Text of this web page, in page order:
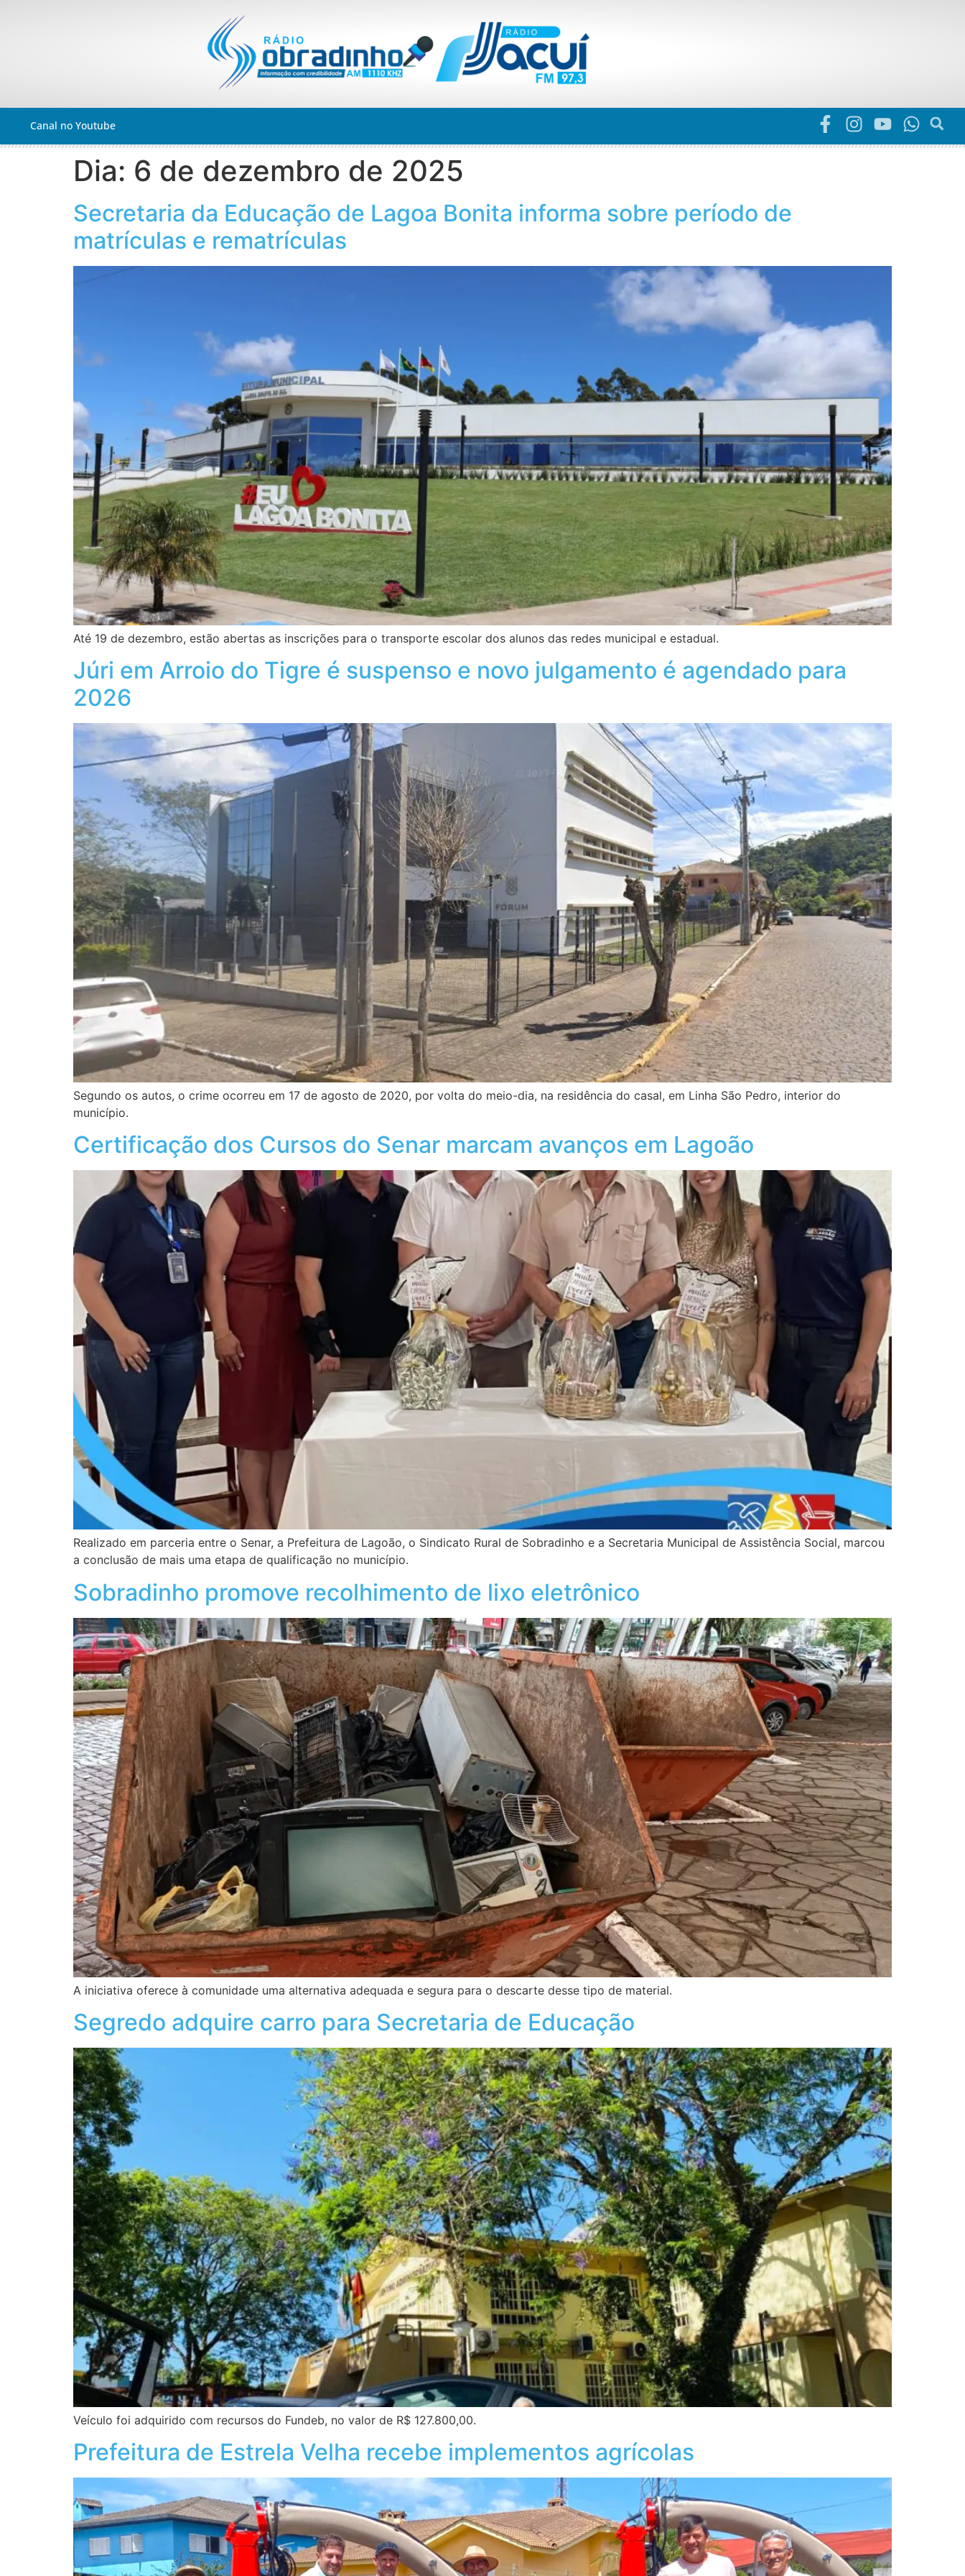
Canal no Youtube
Dia: 6 de dezembro de 2025
Secretaria da Educação de Lagoa Bonita informa sobre período de
matrículas e rematrículas
Até 19 de dezembro, estão abertas as inscrições para o transporte escolar dos alunos das redes municipal e estadual.
Júri em Arroio do Tigre é suspenso e novo julgamento é agendado para
2026
Segundo os autos, o crime ocorreu em 17 de agosto de 2020, por volta do meio-dia, na residência do casal, em Linha São Pedro, interior do
município.
Certificação dos Cursos do Senar marcam avanços em Lagoão
Realizado em parceria entre o Senar, a Prefeitura de Lagoão, o Sindicato Rural de Sobradinho e a Secretaria Municipal de Assistência Social, marcou
a conclusão de mais uma etapa de qualificação no município.
Sobradinho promove recolhimento de lixo eletrônico
A iniciativa oferece à comunidade uma alternativa adequada e segura para o descarte desse tipo de material.
Segredo adquire carro para Secretaria de Educação
Veículo foi adquirido com recursos do Fundeb, no valor de R$ 127.800,00.
Prefeitura de Estrela Velha recebe implementos agrícolas